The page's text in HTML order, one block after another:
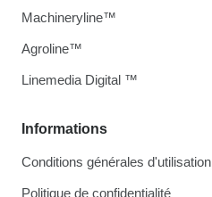
Informations
Conditions générales d'utilisation
Politique de confidentialité
Machineryline™
Agroline™
Linemedia Digital ™